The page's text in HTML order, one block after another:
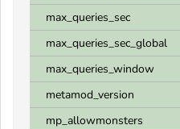
max_queries_sec
max_queries_sec_global
max_queries_window
metamod_version
mp_allowmonsters